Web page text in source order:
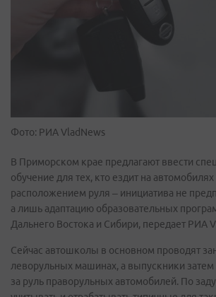
Фото: РИА VladNews
В Приморском крае предлагают ввести
обучение для тех, кто ездит на
расположением руля – инициатива не
а лишь адаптацию образовательных
Дальнего Востока и Сибири, передает РИА
Сейчас автошколы в основном проводят
леворульных машинах, а выпускники
за руль праворульных автомобилей. По